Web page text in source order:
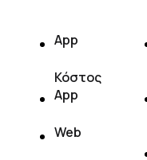
App
Κόστος
App
Web